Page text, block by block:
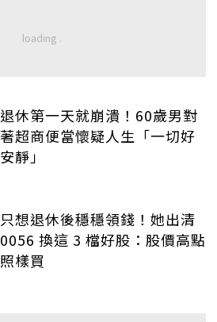
退休第一天就崩潰！60歲男對
著超商便當懷疑人生「一切好
安靜」
只想退休後穩穩領錢！她出清
0056 換這 3 檔好股：股價高點
照樣買